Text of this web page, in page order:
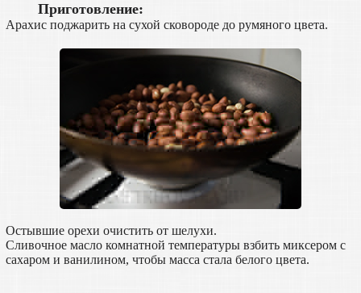
Приготовление:
Арахис поджарить на сухой сковороде до румяного цвета.
Остывшие орехи очистить от шелухи.
Сливочное масло комнатной температуры взбить миксером с
сахаром и ванилином, чтобы масса стала белого цвета.